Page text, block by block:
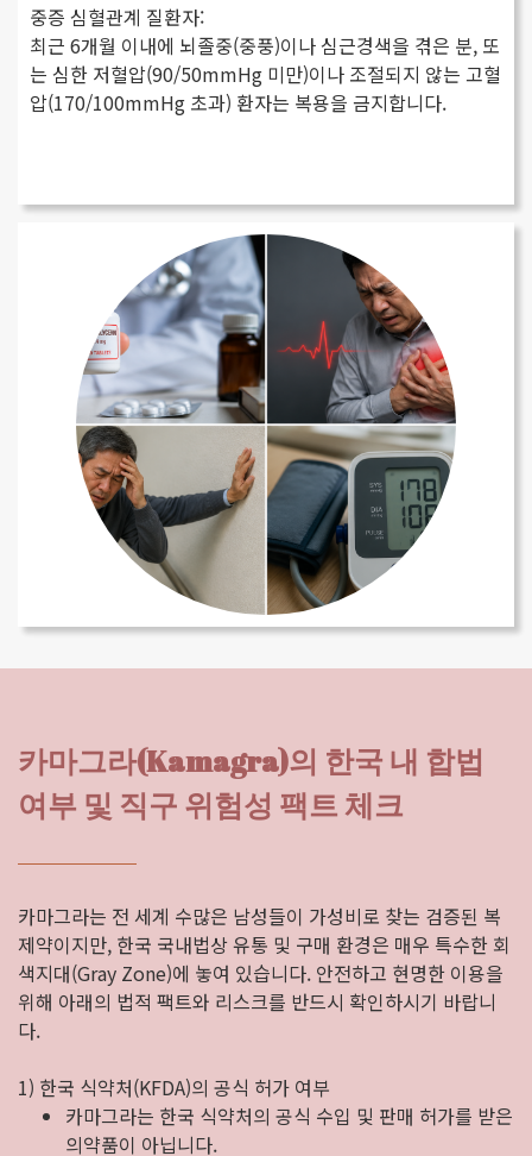
중증 심혈관계 질환자:
최근 6개월 이내에 뇌졸중(중풍)이나 심근경색을 겪은 분, 또
는 심한 저혈압(90/50mmHg 미만)이나 조절되지 않는 고혈
압(170/100mmHg 초과) 환자는 복용을 금지합니다.
카마그라(Kamagra)의 한국 내 합법
여부 및 직구 위험성 팩트 체크
카마그라는 전 세계 수많은 남성들이 가성비로 찾는 검증된 복
제약이지만, 한국 국내법상 유통 및 구매 환경은 매우 특수한 회
색지대(Gray Zone)에 놓여 있습니다. 안전하고 현명한 이용을
위해 아래의 법적 팩트와 리스크를 반드시 확인하시기 바랍니
다.
1) 한국 식약처(KFDA)의 공식 허가 여부
카마그라는 한국 식약처의 공식 수입 및 판매 허가를 받은
의약품이 아닙니다.